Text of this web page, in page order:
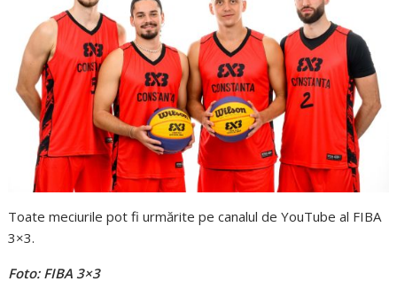
Toate meciurile pot fi urmărite pe canalul de YouTube al FIBA
3×3.
Foto: FIBA 3×3